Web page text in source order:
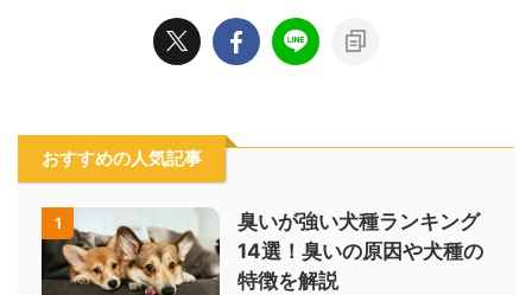
おすすめの人気記事
1
臭いが強い犬種ランキング
14選！臭いの原因や犬種の
特徴を解説